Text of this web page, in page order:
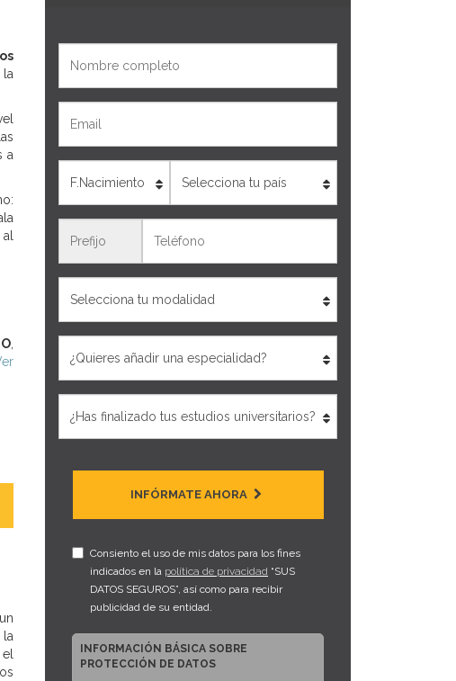
a
INFÓRMATE AHORA
Consiento el uso de mis datos para los fines
indicados en la política de privacidad “SUS
DATOS SEGUROS”, así como para recibir
publicidad de su entidad.
INFORMACIÓN BÁSICA SOBRE
PROTECCIÓN DE DATOS